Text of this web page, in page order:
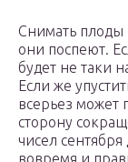
Снимать плоды
они поспеют.
будет не таки
Если же
всерьез может
сторону
чисел
вовремя и